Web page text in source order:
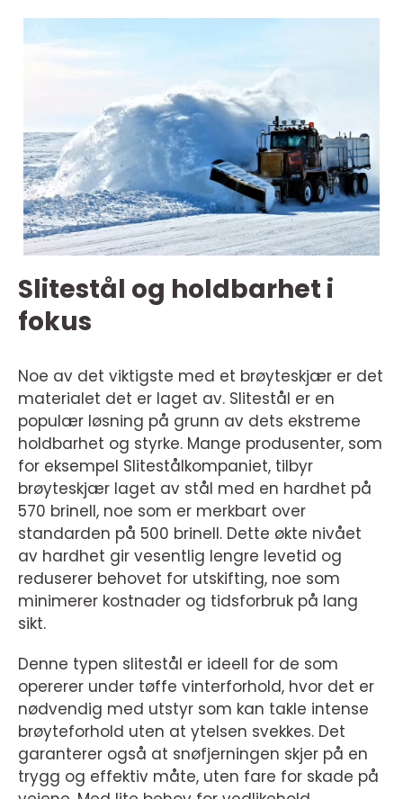
Slitestål og holdbarhet i
fokus
Noe av det viktigste med et brøyteskjær er det
materialet det er laget av. Slitestål er en
populær løsning på grunn av dets ekstreme
holdbarhet og styrke. Mange produsenter, som
for eksempel Slitestålkompaniet, tilbyr
brøyteskjær laget av stål med en hardhet på
570 brinell, noe som er merkbart over
standarden på 500 brinell. Dette økte nivået
av hardhet gir vesentlig lengre levetid og
reduserer behovet for utskifting, noe som
minimerer kostnader og tidsforbruk på lang
sikt.
Denne typen slitestål er ideell for de som
opererer under tøffe vinterforhold, hvor det er
nødvendig med utstyr som kan takle intense
brøyteforhold uten at ytelsen svekkes. Det
garanterer også at snøfjerningen skjer på en
trygg og effektiv måte, uten fare for skade på